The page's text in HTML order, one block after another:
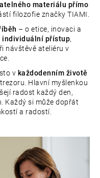
materiálu přímo
filozofie značky TIAMI.
– o etice, inovaci a
individuální přístup,
návštěvě ateliéru v
v každodenním životě
Hlavní myšlenkou
radost každý den,
Každý si může dopřát
a radostí.